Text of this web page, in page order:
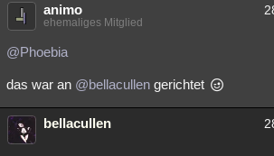
animo
ehemaliges Mitglied
@Phoebia
das war an @bellacullen gerichtet
bellacullen